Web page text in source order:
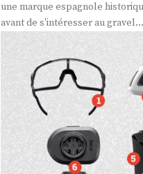
une marque espagnole
avant de s'intéresser au gravel...